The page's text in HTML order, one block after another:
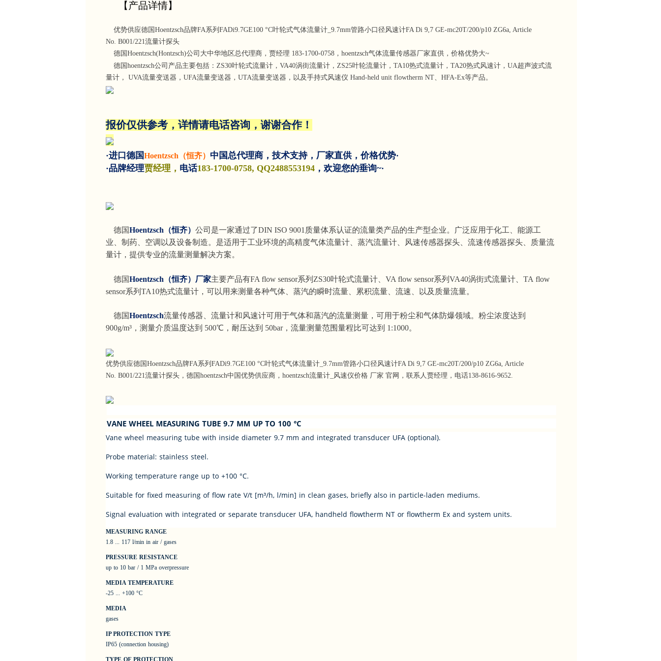
【产品详情】
优势供应德国Hoentzsch品牌FA系列FADi9.7GE100 °C叶轮式气体流量计_9.7mm管路小口径风速计FA Di 9,7 GE-mc20T/200/p10 ZG6a, Article
No. B001/221流量计探头
德国Hoentzsch(Hontzsch)公司大中华地区总代理商，贾经理 183-1700-0758，hoentzsch气体流量传感器厂家直供，价格优势大~
德国hoentzsch公司产品主要包括：ZS30叶轮式流量计，VA40涡街流量计，ZS25叶轮流量计，TA10热式流量计，TA20热式风速计，UA超声波式流
量计， UVA流量变送器，UFA流量变送器，UTA流量变送器，以及手持式风速仪 Hand-held unit flowtherm NT、HFA-Ex等产品。
报价仅供参考，详情请电话咨询，谢谢合作！
·进口德国Hoentzsch（恒齐） 中国总代理商，技术支持，厂家直供，价格优势·
·品牌经理贾经理， 电话183-1700-0758, QQ2488553194 ，欢迎您的垂询~·
德国Hoentzsch（恒齐） 公司是一家通过了DIN ISO 9001质量体系认证的流量类产品的生产型企业。广泛应用于化工、能源工
业、制药、空调以及设备制造。是适用于工业环境的高精度气体流量计、蒸汽流量计、风速传感器探头、流速传感器探头、质量流
量计，提供专业的流量测量解决方案。
德国Hoentzsch（恒齐）厂家主要产品有FA flow sensor系列ZS30叶轮式流量计、VA flow sensor系列VA40涡街式流量计、TA flow
sensor系列TA10热式流量计，可以用来测量各种气体、蒸汽的瞬时流量、累积流量、流速、以及质量流量。
德国Hoentzsch流量传感器、流量计和风速计可用于气体和蒸汽的流量测量，可用于粉尘和气体防爆领域。粉尘浓度达到
900g/m³，测量介质温度达到 500℃，耐压达到 50bar，流量测量范围量程比可达到 1:1000。
优势供应德国Hoentzsch品牌FA系列FADi9.7GE100 °C叶轮式气体流量计_9.7mm管路小口径风速计FA Di 9,7 GE-mc20T/200/p10 ZG6a, Article
No. B001/221流量计探头，德国hoentzsch中国优势供应商，hoentzsch流量计_风速仪价格 厂家 官网，联系人贾经理，电话138-8616-9652.
VANE WHEEL MEASURING TUBE 9.7 MM UP TO 100 °C
Vane wheel measuring tube with inside diameter 9.7 mm and integrated transducer UFA (optional).
Probe material: stainless steel.
Working temperature range up to +100 °C.
Suitable for fixed measuring of flow rate V/t [m³/h, l/min] in clean gases, briefly also in particle-laden mediums.
Signal evaluation with integrated or separate transducer UFA, handheld flowtherm NT or flowtherm Ex and system units.
MEASURING RANGE
1.8 ... 117 l/min in air / gases
PRESSURE RESISTANCE
up to 10 bar / 1 MPa overpressure
MEDIA TEMPERATURE
-25 ... +100 °C
MEDIA
gases
IP PROTECTION TYPE
IP65 (connection housing)
TYPE OF PROTECTION